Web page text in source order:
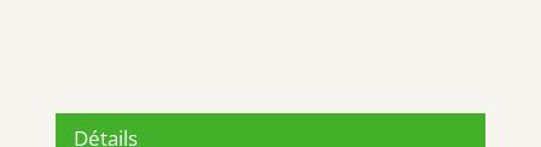
Détails